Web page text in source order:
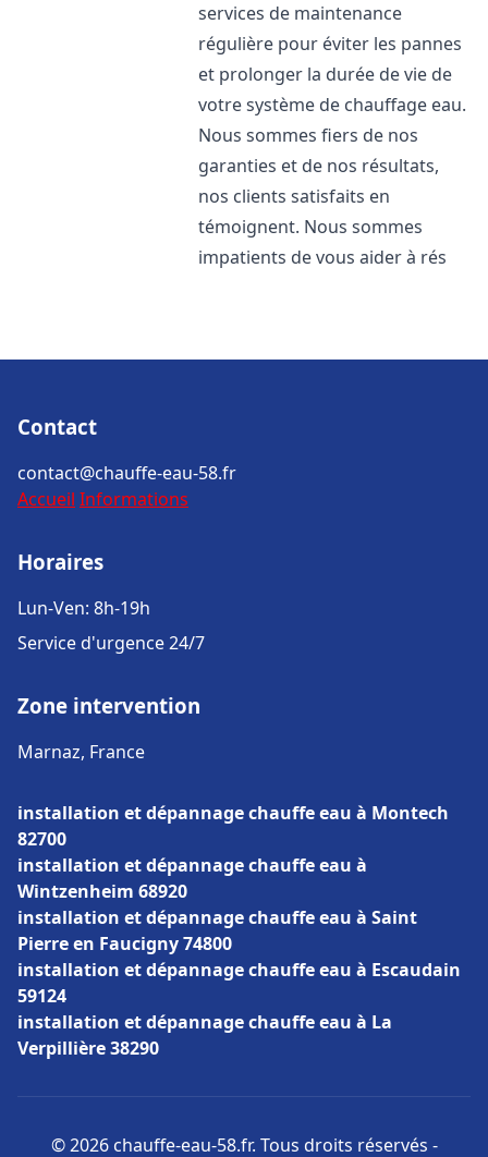
services de maintenance
régulière pour éviter les pannes
et prolonger la durée de vie de
votre système de chauffage eau.
Nous sommes fiers de nos
garanties et de nos résultats,
nos clients satisfaits en
témoignent. Nous sommes
impatients de vous aider à rés
Contact
contact@chauffe-eau-58.fr
Accueil Informations
Horaires
Lun-Ven: 8h-19h
Service d'urgence 24/7
Zone intervention
Marnaz, France
installation et dépannage chauffe eau à Montech
82700
installation et dépannage chauffe eau à
Wintzenheim 68920
installation et dépannage chauffe eau à Saint
Pierre en Faucigny 74800
installation et dépannage chauffe eau à Escaudain
59124
installation et dépannage chauffe eau à La
Verpillière 38290
© 2026 chauffe-eau-58.fr. Tous droits réservés -